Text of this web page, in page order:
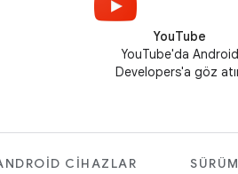
YouTube
YouTube'da Android
Developers'a göz
CIHAZLAR